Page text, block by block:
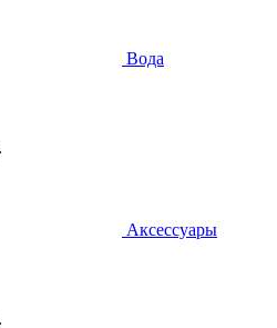
Вода
Аксессуары